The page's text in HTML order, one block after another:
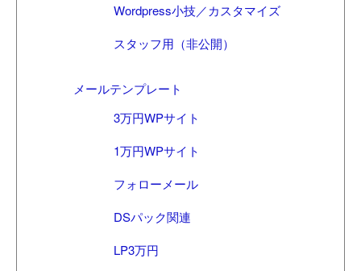
Wordpress小技／カスタマイズ
スタッフ用（非公開）
メールテンプレート
3万円WPサイト
1万円WPサイト
フォローメール
DSパック関連
LP3万円